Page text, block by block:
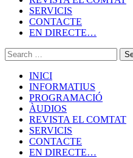
SERVICIS
CONTACTE
EN DIRECTE…
INICI
INFORMATIUS
PROGRAMACIÓ
ÀUDIOS
REVISTA EL COMTAT
SERVICIS
CONTACTE
EN DIRECTE…